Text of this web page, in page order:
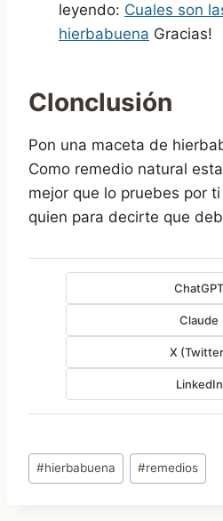
leyendo: Cuales son
hierbabuena Gracias!
Clonclusión
Pon una maceta de
Como remedio natural
mejor que lo pruebes por
quien para decirte que
ChatGPT
Claude
X
LinkedIn
Etiquetas
de
#hierbabuena #remedios